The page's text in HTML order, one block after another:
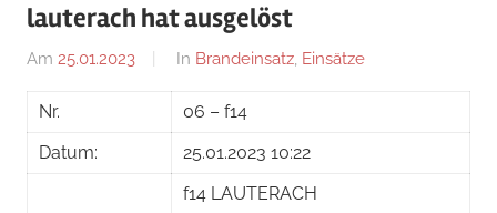
lauterach hat ausgelöst
Am 25.01.2023
Von
Steiner
In Brandeinsatz, Einsätze
Nr.
06 – f14
Datum:
25.01.2023 10:22
f14 LAUTERACH